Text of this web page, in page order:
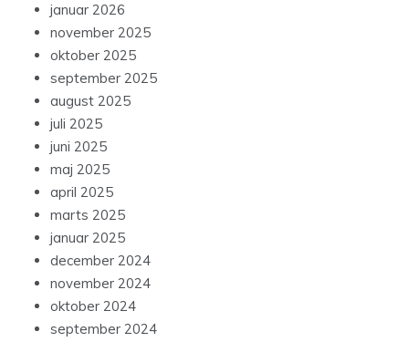
januar 2026
november 2025
oktober 2025
september 2025
august 2025
juli 2025
juni 2025
maj 2025
april 2025
marts 2025
januar 2025
december 2024
november 2024
oktober 2024
september 2024